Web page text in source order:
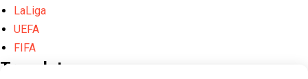
LaLiga
UEFA
FIFA
Translate